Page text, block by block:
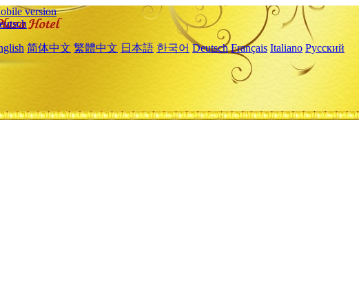
version
简体中文 繁體中文 日本語 한국어 Deutsch Français Italiano Русский